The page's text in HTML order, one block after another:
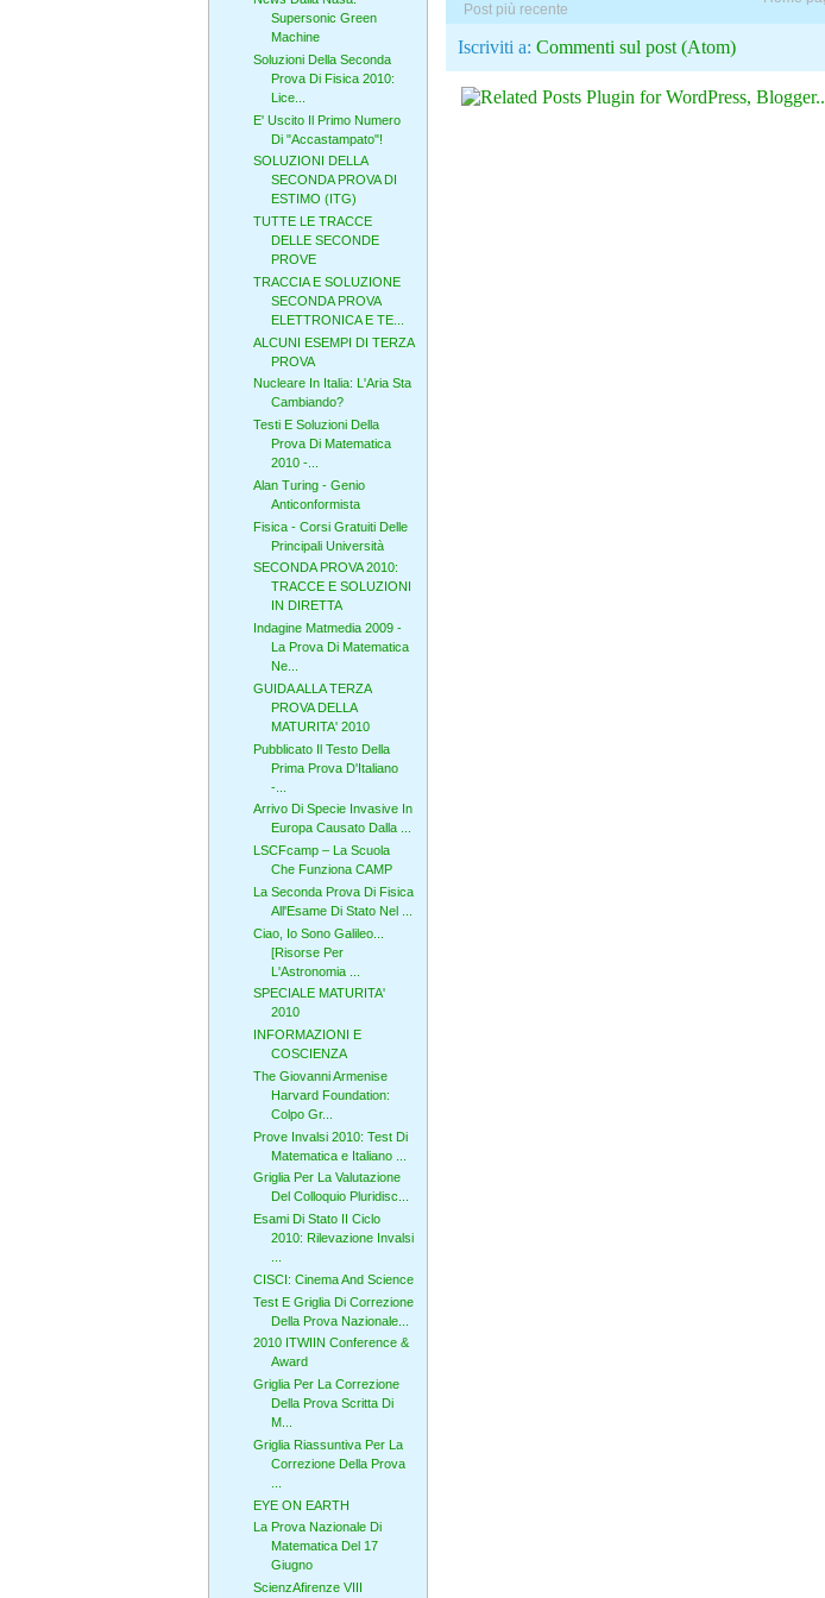
Post più recente
Iscriviti a: Commenti sul post (Atom)
Supersonic Green
Machine
Soluzioni Della Seconda
Prova Di Fisica 2010:
Lice...
E' Uscito Il Primo Numero
Di "Accastampato"!
SOLUZIONI DELLA
SECONDA PROVA DI
ESTIMO (ITG)
TUTTE LE TRACCE
DELLE SECONDE
PROVE
TRACCIA E SOLUZIONE
SECONDA PROVA
ELETTRONICA E TE...
ALCUNI ESEMPI DI TERZA
PROVA
Nucleare In Italia: L'Aria Sta
Cambiando?
Testi E Soluzioni Della
Prova Di Matematica
2010 -...
Alan Turing - Genio
Anticonformista
Fisica - Corsi Gratuiti Delle
Principali Università
SECONDA PROVA 2010:
TRACCE E SOLUZIONI
IN DIRETTA
Indagine Matmedia 2009 -
La Prova Di Matematica
Ne...
GUIDA ALLA TERZA
PROVA DELLA
MATURITA' 2010
Pubblicato Il Testo Della
Prima Prova D'Italiano
-...
Arrivo Di Specie Invasive In
Europa Causato Dalla ...
LSCFcamp – La Scuola
Che Funziona CAMP
La Seconda Prova Di Fisica
All'Esame Di Stato Nel ...
Ciao, Io Sono Galileo...
[Risorse Per
L'Astronomia ...
SPECIALE MATURITA'
2010
INFORMAZIONI E
COSCIENZA
The Giovanni Armenise
Harvard Foundation:
Colpo Gr...
Prove Invalsi 2010: Test Di
Matematica e Italiano ...
Griglia Per La Valutazione
Del Colloquio Pluridisc...
Esami Di Stato II Ciclo
2010: Rilevazione Invalsi
CISCI: Cinema And Science
Test E Griglia Di Correzione
Della Prova Nazionale...
2010 ITWIIN Conference &
Award
Griglia Per La Correzione
Della Prova Scritta Di
M...
Griglia Riassuntiva Per La
Correzione Della Prova
EYE ON EARTH
La Prova Nazionale Di
Matematica Del 17
Giugno
ScienzAfirenze VIII